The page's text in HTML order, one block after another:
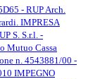
- RUP Arch.
IMPRESA
S. S.r.l. -
Mutuo Cassa
n. 4543881/00 -
IMPEGNO